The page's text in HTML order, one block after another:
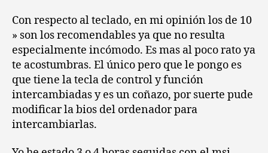
Con respecto al teclado, en mi opinión los de 10
» son los recomendables ya que no resulta
especialmente incómodo. Es mas al poco rato ya
te acostumbras. El único pero que le pongo es
que tiene la tecla de control y función
intercambiadas y es un coñazo, por suerte pude
modificar la bios del ordenador para
intercambiarlas.